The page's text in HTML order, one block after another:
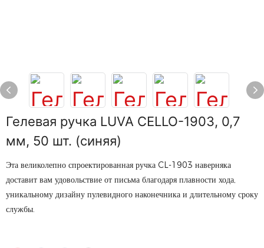
Гелевая ручка LUVA CELLO-1903, 0,7
мм, 50 шт. (синяя)
Эта великолепно спроектированная ручка CL-1903 наверняка
доставит вам удовольствие от письма благодаря плавности хода,
уникальному дизайну пулевидного наконечника и длительному сроку
службы.